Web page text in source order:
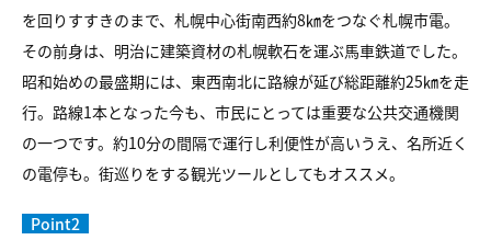
を回りすすきのまで、札幌中心街南西約8㎞をつなぐ札幌市電。
その前身は、明治に建築資材の札幌軟石を運ぶ馬車鉄道でした。
昭和始めの最盛期には、東西南北に路線が延び総距離約25㎞を走
行。路線1本となった今も、市民にとっては重要な公共交通機関
の一つです。約10分の間隔で運行し利便性が高いうえ、名所近く
の電停も。街巡りをする観光ツールとしてもオススメ。
Point2